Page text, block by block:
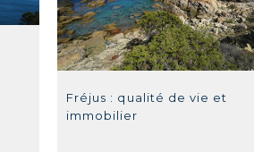
Fréjus : qualité de vie et
immobilier